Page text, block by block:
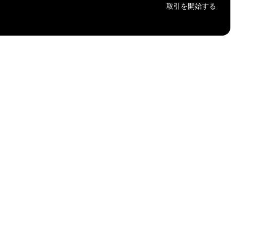
取引を開始する